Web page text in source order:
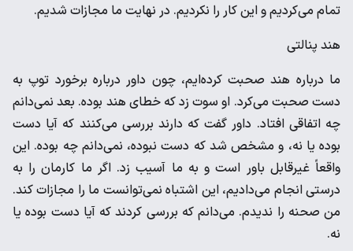
تمام می‌کردیم و این کار را نکردیم. در نهایت ما مجازات شدیم.
هند پنالتی
ما درباره هند صحبت کرده‌ایم، چون داور درباره برخورد توپ به
دست صحبت می‌کرد. او سوت زد که خطای هند بوده. بعد نمی‌دانم
چه اتفاقی افتاد. داور گفت که دارند بررسی می‌کنند که آیا دست
بوده یا نه، و مشخص شد که دست نبوده، نمی‌دانم چه بوده. این
واقعاً غیرقابل باور است و به ما آسیب زد. اگر ما کارمان را به
درستی انجام می‌دادیم، این اشتباه نمی‌توانست ما را مجازات کند.
من صحنه را ندیدم. می‌دانم که بررسی کردند که آیا دست بوده یا
نه.